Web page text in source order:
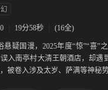
19分58秒 (16全)
悬疑国漫，2025年度“惊”“喜”
入南亭村大清王朝酒店，却遇
被卷入涉及太岁、萨满等神秘